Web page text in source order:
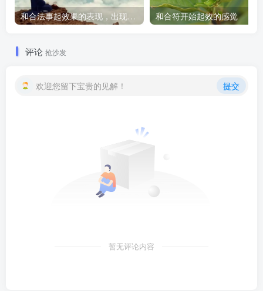
和合法事起效果的表现，出现这些就要留意了 和合符开始起效的感觉
评论 抢沙发
欢迎您留下宝贵的见解！ 提交
暂无评论内容